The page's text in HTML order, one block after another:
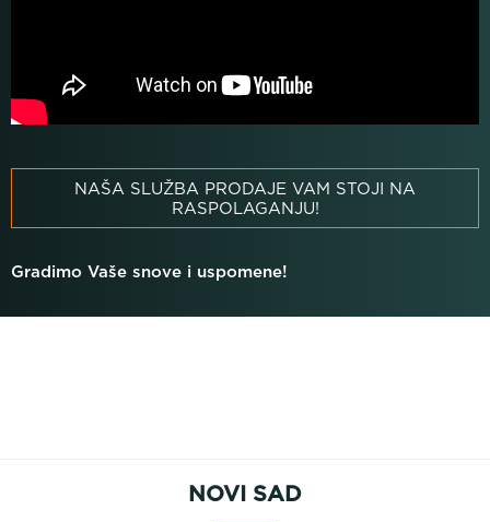
NAŠA SLUŽBA PRODAJE VAM STOJI NA
RASPOLAGANJU!
Gradimo Vaše snove i uspomene!
NOVI SAD